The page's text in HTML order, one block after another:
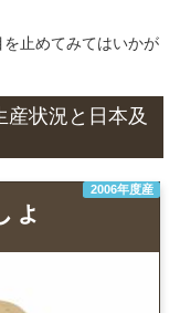
を止めてみてはいかが
産状況と日本及
2006年度産
ょ